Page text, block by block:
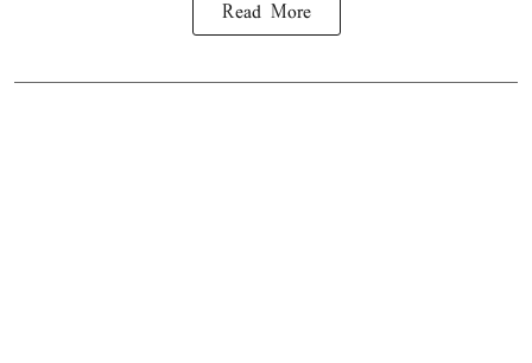
Read More